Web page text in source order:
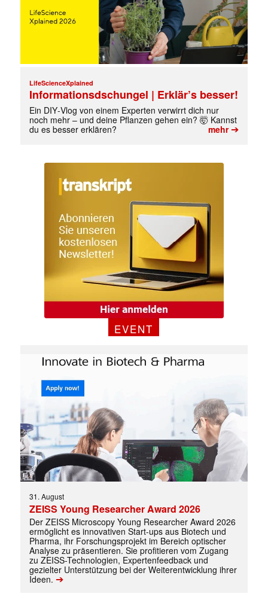
Mit dem |transkript-Newsletter
jede Woche aktuell informiert.
E-
Mail
(erforderlich)
LifeScienceXplained
Informationsdschungel | Erklär’s besser!
Ein DIY‑Vlog von einem Experten verwirrt dich nur
noch mehr – und deine Pflanzen gehen ein? 🤯 Kannst
du es besser erklären?
mehr➔
EVENT
31. August
ZEISS Young Researcher Award 2026
Der ZEISS Microscopy Young Researcher Award 2026
ermöglicht es innovativen Start-ups aus Biotech und
Pharma, ihr Forschungsprojekt im Bereich optischer
Analyse zu präsentieren. Sie profitieren vom Zugang
zu ZEISS-Technologien, Expertenfeedback und
gezielter Unterstützung bei der Weiterentwicklung ihrer
Ideen. ➔